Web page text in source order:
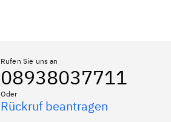
Rufen Sie uns an
08938037711
Oder
Rückruf beantragen